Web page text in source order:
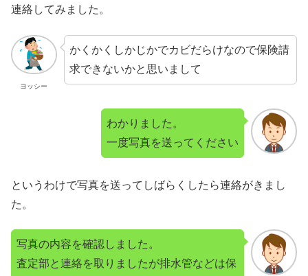
連絡してみました。
ヨッシー
かくかくしかじかでカビだらけなので保険請
求できないかと思いまして
わかりました。
一度写真を送ってください
というわけで写真を送ってしばらくしたら連絡がきまし
た。
写真の内容を確認しました。
査定部と連絡を取りましたが排水管などは保